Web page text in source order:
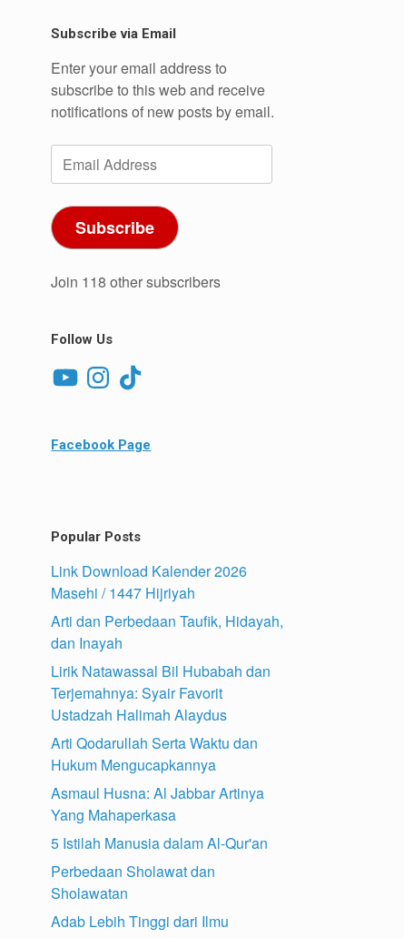
Subscribe via Email
Enter your email address to
subscribe to this web and receive
notifications of new posts by email.
Address
Subscribe
Join 118 other subscribers
Follow Us
YouTubeInstagram
TikTok
Facebook Page
Popular Posts
Link Download Kalender 2026
Masehi / 1447 Hijriyah
Arti dan Perbedaan Taufik, Hidayah,
dan Inayah
Lirik Natawassal Bil Hubabah dan
Terjemahnya: Syair Favorit
Ustadzah Halimah Alaydus
Arti Qodarullah Serta Waktu dan
Hukum Mengucapkannya
Asmaul Husna: Al Jabbar Artinya
Yang Mahaperkasa
5 Istilah Manusia dalam Al-Qur'an
Perbedaan Sholawat dan
Sholawatan
Adab Lebih Tinggi dari Ilmu